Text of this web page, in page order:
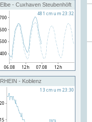
Elbe - Cuxhaven Steubenhöft
RHEIN - Koblenz